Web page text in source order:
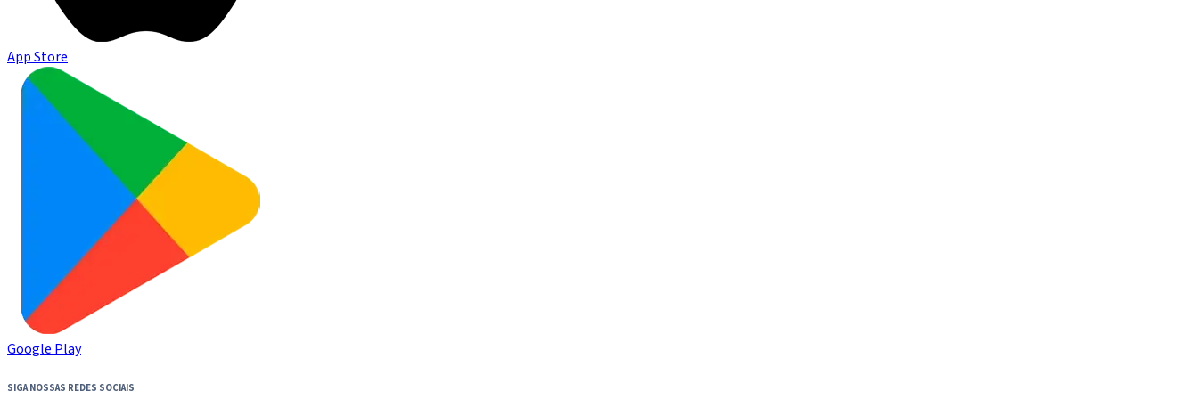
App Store
Google Play
SIGA NOSSAS REDES SOCIAIS